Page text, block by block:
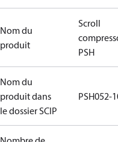
Nom du
produit
Scroll
PSH
Nom du
produit dans
le dossier SCIP
PSH052-